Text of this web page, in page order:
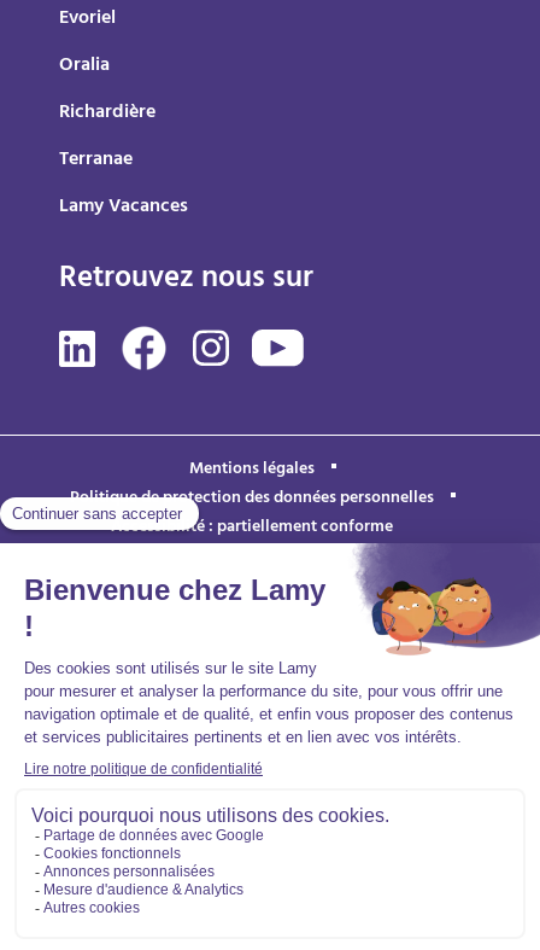
Evoriel
Oralia
Richardière
Terranae
Lamy Vacances
Retrouvez nous sur
Mentions légales
Politique de protection des données personnelles
Accessibilité : partiellement conforme